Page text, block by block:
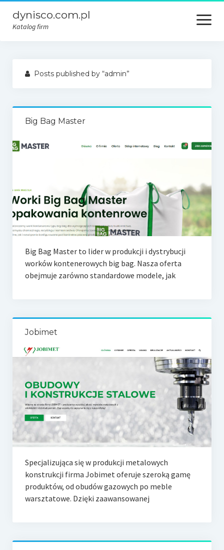
dynisco.com.pl
Katalog firm
open
menu
Posts published by “admin”
Big Bag Master
Big Bag Master to lider w produkcji i dystrybucji
worków kontenerowych big bag. Nasza oferta
obejmuje zarówno standardowe modele, jak
Jobimet
Specjalizująca się w produkcji metalowych
konstrukcji firma Jobimet oferuje szeroką gamę
produktów, od obudów gazowych po meble
warsztatowe. Dzięki zaawansowanej